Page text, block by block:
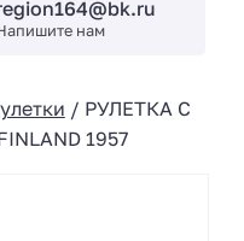
нам
/ РУЛЕТКА С
1957